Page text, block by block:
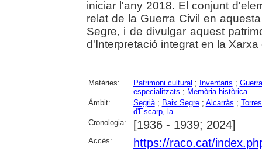
iniciar l'any 2018. El conjunt
relat de la Guerra Civil en
Segre, i de divulgar aquest
d'Interpretació integrat en la
Matèries: Patrimoni cultural ; Inventaris ;
especialitzats ; Memòria històrica
Àmbit:
Segrià; Baix Segre; Alcarràs ;
d'Escarp, la
Cronologia:
[1936 - 1939; 2024]
Accés: https://raco.cat/